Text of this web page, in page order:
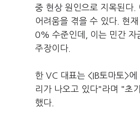
중 현상 원인으로 지목된다.
어려움을 겪을 수 있다. 현
0% 수준인데, 이는 민간 자
주장이다.
한 VC 대표는 <IB토마토>
리가 나오고 있다"라며 "초
했다.